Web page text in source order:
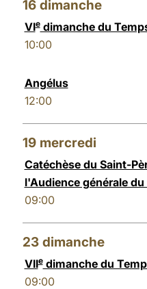
16 dimanche
VIedimanche du
10:00
Angélus
12:00
19 mercredi
Catéchèse du Saint-
l'Audience générale
09:00
23 dimanche
VIIedimanche du
09:00